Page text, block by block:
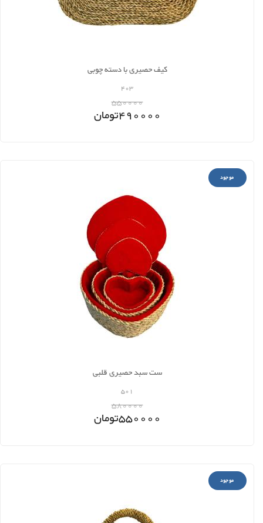
کیف حصیری با دسته چوبی
403
550000
490000تومان
موجود
ست سبد حصیری قلبی
501
580000
550000تومان
موجود